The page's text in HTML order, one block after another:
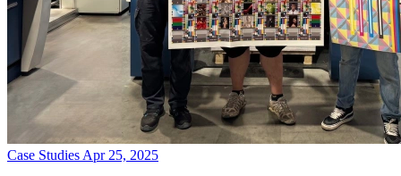
Case StudiesApr 25, 2025